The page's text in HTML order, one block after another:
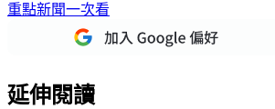
重點新聞一次看
延伸閱讀